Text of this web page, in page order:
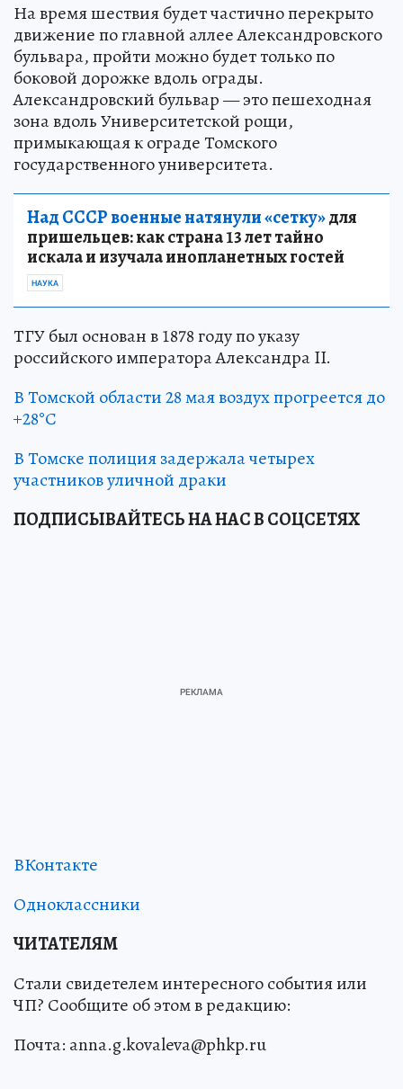
На время шествия будет частично перекрыто
движение по главной аллее Александровского
бульвара, пройти можно будет только по
боковой дорожке вдоль ограды.
Александровский бульвар — это пешеходная
зона вдоль Университетской рощи,
примыкающая к ограде Томского
государственного университета.
Над СССР военные натянули «сетку»для
пришельцев: как страна 13 лет тайно
искала и изучала инопланетных гостей
НАУКА
ТГУ был основан в 1878 году по указу
российского императора Александра II.
В Томской области 28 мая воздух прогреется до
+28°С
В Томске полиция задержала четырех
участников уличной драки
ПОДПИСЫВАЙТЕСЬ НА НАС В СОЦСЕТЯХ
ВКонтакте
Одноклассники
ЧИТАТЕЛЯМ
Стали свидетелем интересного события или
ЧП? Сообщите об этом в редакцию:
Почта: anna.g.kovaleva@phkp.ru